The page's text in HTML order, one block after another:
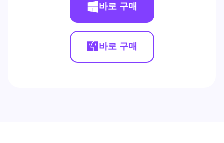
바로 구매
바로 구매